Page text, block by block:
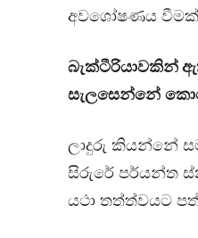
අවශෝෂණය වීමක්
බැක්ටීරියාවකින්
සැලසෙන්නේ
ලාදුරු කියන්නේ
සිරුරේ පර්යන්ත
යථා තත්ත්වයට